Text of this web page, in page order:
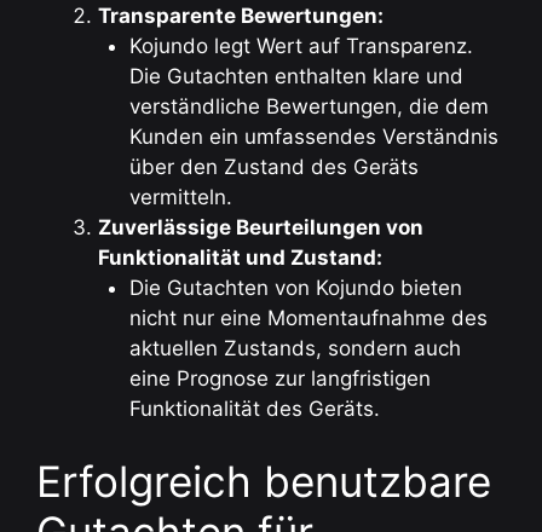
Transparente Bewertungen:
Kojundo legt Wert auf Transparenz.
Die Gutachten enthalten klare und
verständliche Bewertungen, die dem
Kunden ein umfassendes Verständnis
über den Zustand des Geräts
vermitteln.
Zuverlässige Beurteilungen von
Funktionalität und Zustand:
Die Gutachten von Kojundo bieten
nicht nur eine Momentaufnahme des
aktuellen Zustands, sondern auch
eine Prognose zur langfristigen
Funktionalität des Geräts.
Erfolgreich benutzbare